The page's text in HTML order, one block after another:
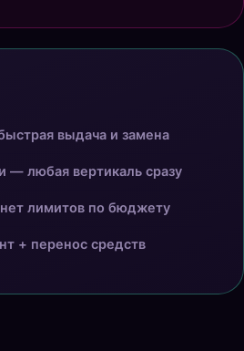
выдача и замена
— любая вертикаль сразу
лимитов по бюджету
+ перенос средств